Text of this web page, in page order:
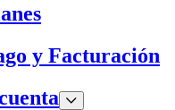
y Facturación